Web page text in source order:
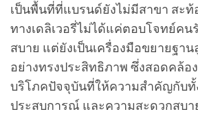
เป็นพื้นที่ที่แบรนด์ยังไม่มีสาขา สะท้
ทางเดลิเวอรี่ไม่ได้แค่ตอบโจทย์คน
สบาย แต่ยังเป็นเครื่องมือขยายฐา
อย่างทรงประสิทธิภาพ ซึ่งสอดคล้อ
บริโภคปัจจุบันที่ให้ความสำคัญกับ
ประสบการณ์ และความสะดวกสบา